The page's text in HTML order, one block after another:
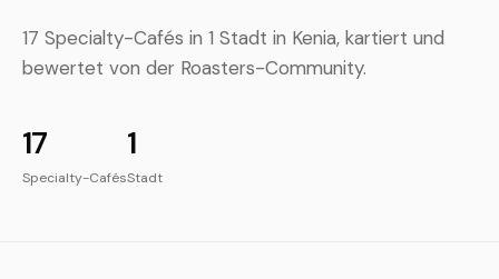
17 Specialty-Cafés in 1 Stadt in Kenia, kartiert und
bewertet von der Roasters-Community.
17
Specialty-Cafés
1
Stadt